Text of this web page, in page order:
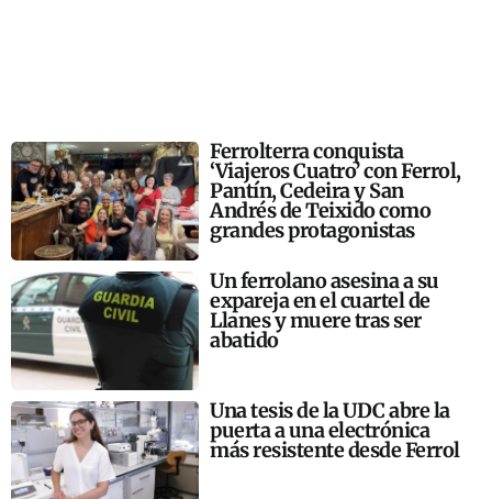
Ferrolterra conquista
‘Viajeros Cuatro’ con Ferrol,
Pantín, Cedeira y San
Andrés de Teixido como
grandes protagonistas
Un ferrolano asesina a su
expareja en el cuartel de
Llanes y muere tras ser
abatido
Una tesis de la UDC abre la
puerta a una electrónica
más resistente desde Ferrol